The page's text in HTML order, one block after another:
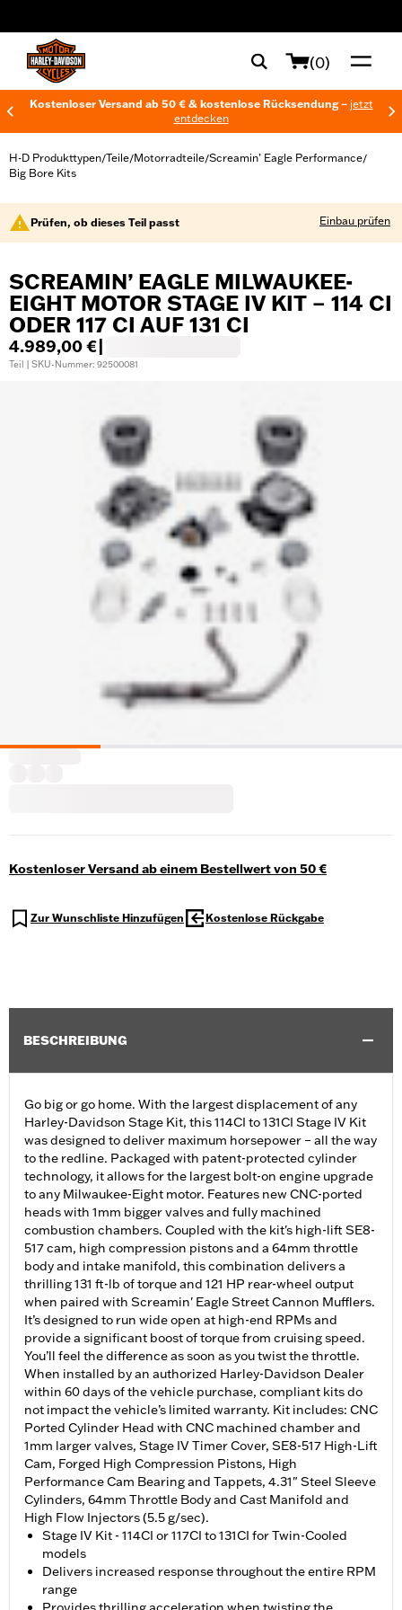
(0)
Kostenloser Versand ab 50 € & kostenlose Rücksendung – jetzt
entdecken
H-D Produkttypen/Teile/Motorradteile/Screamin’ Eagle Performance/
Big Bore Kits
Prüfen, ob dieses Teil passt Einbau prüfen
SCREAMIN’ EAGLE MILWAUKEE-
EIGHT MOTOR STAGE IV KIT – 114 CI
ODER 117 CI AUF 131 CI
4.989,00 €
Teil | SKU-Nummer: 92500081
Kostenloser Versand ab einem Bestellwert von 50 €
Zur Wunschliste Hinzufügen Kostenlose Rückgabe
BESCHREIBUNG
Go big or go home. With the largest displacement of any
Harley-Davidson Stage Kit, this 114CI to 131CI Stage IV Kit
was designed to deliver maximum horsepower – all the way
to the redline. Packaged with patent-protected cylinder
technology, it allows for the largest bolt-on engine upgrade
to any Milwaukee-Eight motor. Features new CNC-ported
heads with 1mm bigger valves and fully machined
combustion chambers. Coupled with the kit's high-lift SE8-
517 cam, high compression pistons and a 64mm throttle
body and intake manifold, this combination delivers a
thrilling 131 ft-lb of torque and 121 HP rear-wheel output
when paired with Screamin' Eagle Street Cannon Mufflers.
It’s designed to run wide open at high-end RPMs and
provide a significant boost of torque from cruising speed.
You’ll feel the difference as soon as you twist the throttle.
When installed by an authorized Harley-Davidson Dealer
within 60 days of the vehicle purchase, compliant kits do
not impact the vehicle’s limited warranty. Kit includes: CNC
Ported Cylinder Head with CNC machined chamber and
1mm larger valves, Stage IV Timer Cover, SE8-517 High-Lift
Cam, Forged High Compression Pistons, High
Performance Cam Bearing and Tappets, 4.31" Steel Sleeve
Cylinders, 64mm Throttle Body and Cast Manifold and
High Flow Injectors (5.5 g/sec).
Stage IV Kit - 114CI or 117CI to 131CI for Twin-Cooled
models
Delivers increased response throughout the entire RPM
range